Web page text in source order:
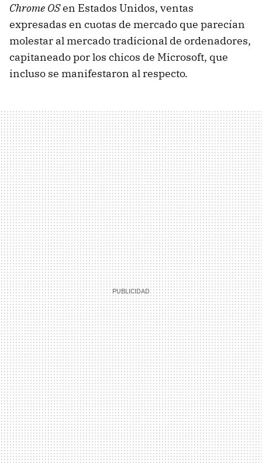
Chrome OSen Estados Unidos, ventas
expresadas en cuotas de mercado que parecían
molestar al mercado tradicional de ordenadores,
capitaneado por los chicos de Microsoft, que
incluso se manifestaron al respecto.